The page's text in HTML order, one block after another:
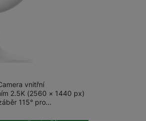
Camera
vnitřní
2.5K (2560 × 1440 px)
115° pro…